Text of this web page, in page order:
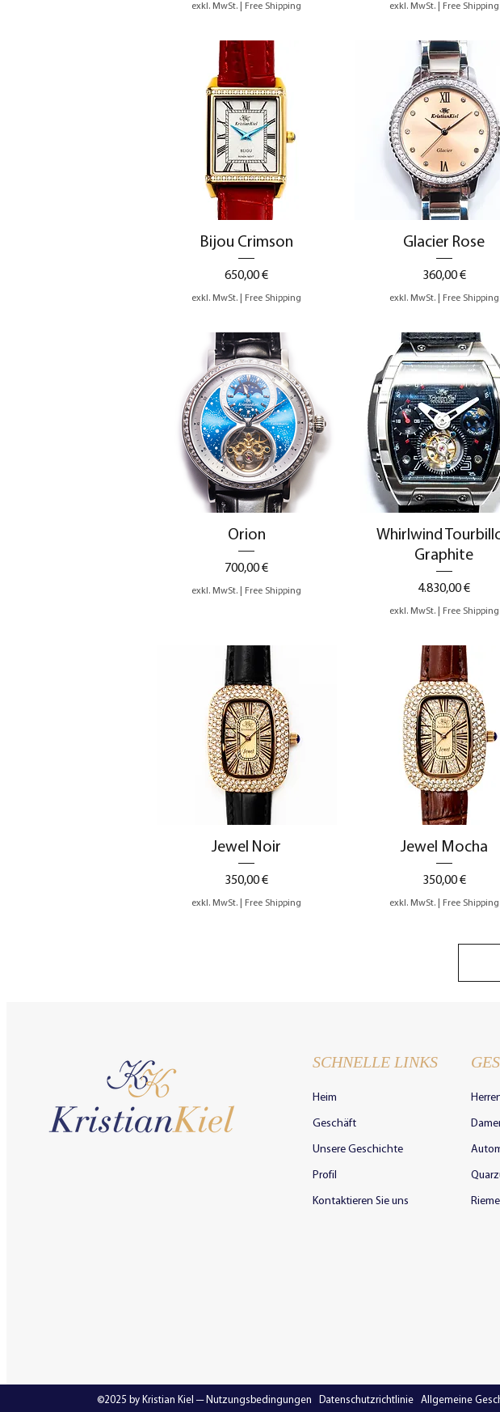
exkl. MwSt. Free Shipping exkl. MwSt.| Free Shipping
Schnellansicht
Bijou Crimson
Preis
650,00 €
exkl. MwSt. Free Shipping
Schnellansicht
Glacier Rose
Preis
360,00 €
exkl. MwSt.| Free Shipping
Schnellansicht
Orion
Preis
700,00 €
exkl. MwSt. Free Shipping
Schnellansicht
Whirlwind
Graphite
Preis
4.830,00 €
exkl. MwSt.| Free Shipping
Schnellansicht
Jewel Noir
Preis
350,00 €
exkl. MwSt. Free Shipping
Schnellansicht
Jewel Mocha
Preis
350,00 €
exkl. MwSt.| Free Shipping
SCHNELLE LINKS
Heim
Geschäft
Unsere Geschichte
Profil
Kontaktieren Sie uns
©2025 by Kristian Kiel ─ Nutzungsbedingungen Datenschutzrichtlinie Allgemeine